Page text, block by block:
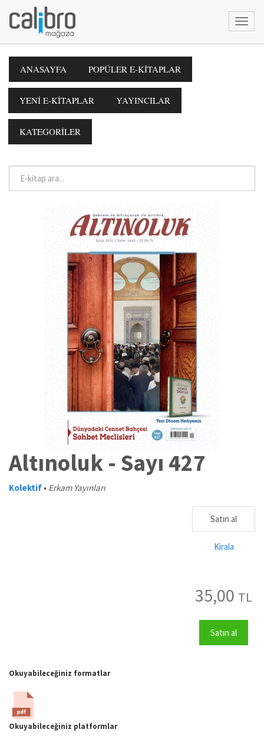
ANASAYFA POPÜLER E-KİTAPLAR
YENİ E-KİTAPLAR YAYINCILAR
KATEGORİLER
Altınoluk - Sayı 427
Kolektif • Erkam Yayınları
Satın al
Kirala
35,00 TL
Satın al
Okuyabileceğiniz formatlar
Okuyabileceğiniz platformlar